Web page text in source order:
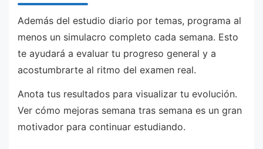
Además del estudio diario por temas, programa al
menos un simulacro completo cada semana. Esto
te ayudará a evaluar tu progreso general y a
acostumbrarte al ritmo del examen real.
Anota tus resultados para visualizar tu evolución.
Ver cómo mejoras semana tras semana es un gran
motivador para continuar estudiando.